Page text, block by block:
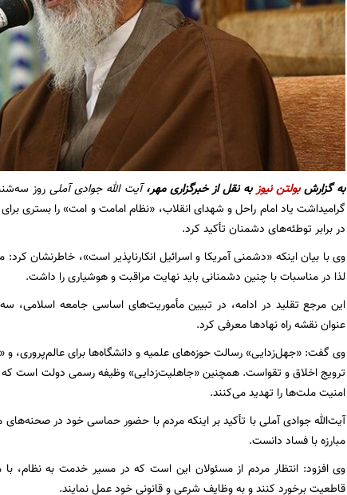
به گزارشبولتن نیوزبه نقل ازخبرگزاری مهر،آیت الله جوادی آملیروز
گرامیداشت یاد امام راحل و شهدای انقلاب، «نظام امامت و امت» را بستری
در برابر توطئه‌های دشمنان تأکید کرد.
وی با بیان اینکه «دشمنی آمریکا و اسرائیل انکارناپذیر است»،
لذا در مناسبات با چنین دشمنانی باید نهایت مراقبت و هوشیاری را داشت.
این مرجع تقلید در ادامه، در تبیین مأموریت‌های اساسی جامعه اسلامی،
عنوان نقشه راه نهادها معرفی کرد.
وی گفت: «جهل‌زدایی» رسالت حوزه‌های علمیه و دانشگاه‌ها برای عالم‌پروری،
ترویج اخلاق و تقواست. همچنین «جاهلیت‌زدایی» وظیفه رسمی دولت است
امنیت ملت‌ها را تهدید می‌کنند.
آیت‌الله جوادی آملی با تأکید بر اینکه مردم با حضور حماسی خود در صحنه‌های
مبارزه با فساد دانست.
وی افزود: انتظار مردم از مسئولان این است که در مسیر خدمت به نظام،
قاطعیت برخورد کنند و به وظایف شرعی و قانونی خود عمل نمایند.